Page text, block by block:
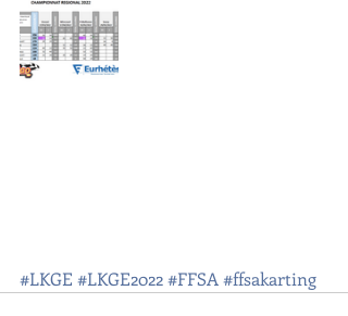
#LKGE #LKGE2022#FFSA #ffsakarting